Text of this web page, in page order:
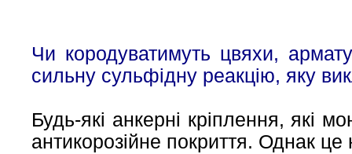
Чи кородуватимуть цвяхи,
сильну сульфідну реакцію, яку
Будь-які анкерні кріплення, які
антикорозійне покриття. Однак це